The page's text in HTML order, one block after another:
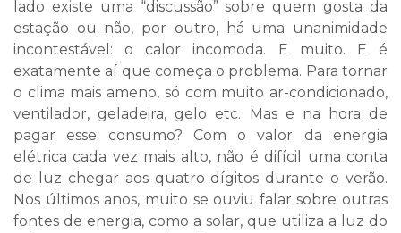
lado existe uma “discussão” sobre quem gosta da
estação ou não, por outro, há uma unanimidade
incontestável: o calor incomoda. E muito. E é
exatamente aí que começa o problema. Para tornar
o clima mais ameno, só com muito ar-condicionado,
ventilador, geladeira, gelo etc. Mas e na hora de
pagar esse consumo? Com o valor da energia
elétrica cada vez mais alto, não é difícil uma conta
de luz chegar aos quatro dígitos durante o verão.
Nos últimos anos, muito se ouviu falar sobre outras
fontes de energia, como a solar, que utiliza a luz do